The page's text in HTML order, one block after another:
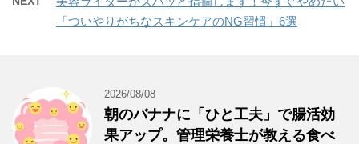
「ついやりがちなスキンケアのNG習慣」6選
2026/08/08
朝のバナナに「ひと工夫」で腸活効
果アップ。管理栄養士が教える食べ